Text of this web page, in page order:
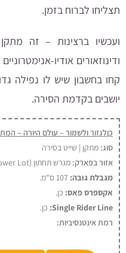
תצליחו לברוח בזמן.
ועכשיו ברצינות – זה
ודינוזאורים אודיו-
קחו בחשבון שיש לו נפילה
יושבים בקדמת הסירה.
כןלגזור ולשמור – עולם היורה –
סוג: מתקן | שייט בסירה
אזור בפארק: מגרש תחתון (Lower Lot).
מגבלת גובה: 107 ס"מ.
אקספרס פאס: כן.
Single Rider Line: כן.
רמת אינטנסיביות: